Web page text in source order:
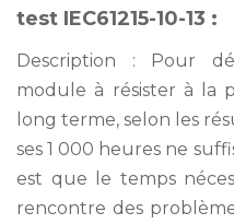
test IEC61215-10-13 :
Description : Pour
module à résister à la
long terme, selon les
ses 1 000 heures ne
est que le temps
rencontre des